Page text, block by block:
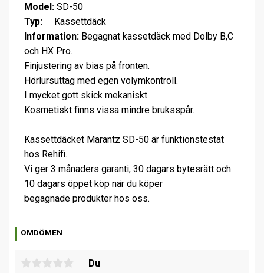
Model: SD-50
Typ:
Kassettdäck
Information: Begagnat kassetdäck med Dolby B,C
och HX Pro.
Finjustering av bias på fronten.
Hörlursuttag med egen volymkontroll.
I mycket gott skick mekaniskt.
Kosmetiskt finns vissa mindre bruksspår.
Kassettdäcket Marantz SD-50 är funktionstestat
hos Rehifi.
Vi ger 3 månaders garanti, 30 dagars bytesrätt och
10 dagars öppet köp när du köper
begagnade produkter hos oss.
OMDÖMEN
Du